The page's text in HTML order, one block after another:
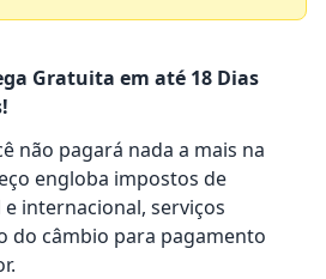
Gratuita em até 18 Dias
não pagará nada a mais na
engloba impostos de
internacional, serviços
do câmbio para pagamento